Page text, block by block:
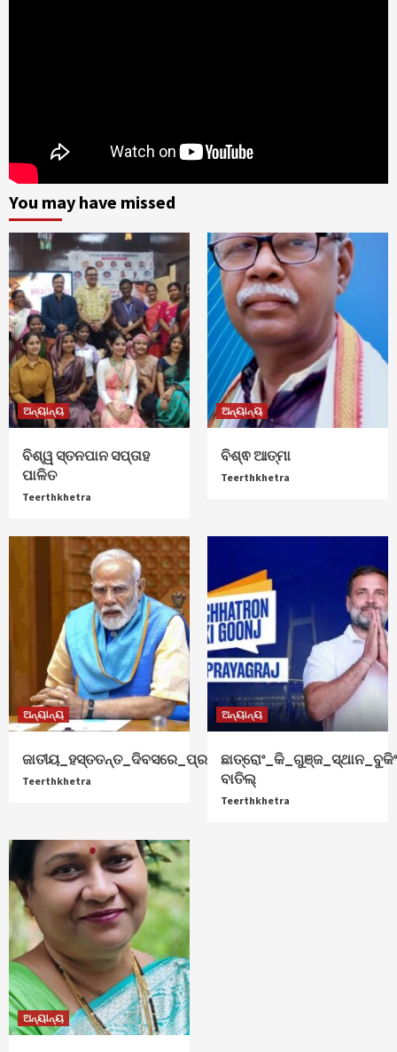
You may have missed
ଅନ୍ୟାନ୍ୟ
ବିଶ୍ୱ ସ୍ତନପାନ ସପ୍ତାହ
ପାଳିତ
Teerthkhetra
ଅନ୍ୟାନ୍ୟ
ବିଶ୍ଵ ଆତ୍ମା
Teerthkhetra
ଅନ୍ୟାନ୍ୟ
ଜାତୀୟ_ହସ୍ତତନ୍ତ_ଦିବସରେ_ପ୍ରଧାନମନ୍ତ୍ରୀ_ଶୁଭେଚ୍ଛା
Teerthkhetra
ଅନ୍ୟାନ୍ୟ
ଛାତ୍ରୋଂ_କି_ଗୁଞ୍ଜ_ସ୍ଥାନ_ବୁକିଂ
ବାତିଲ୍
Teerthkhetra
ଅନ୍ୟାନ୍ୟ